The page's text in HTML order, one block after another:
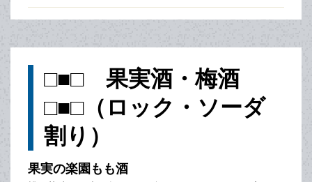
□■□ 果実酒・梅酒
□■□（ロック・ソーダ
割り）
果実の楽園もも酒